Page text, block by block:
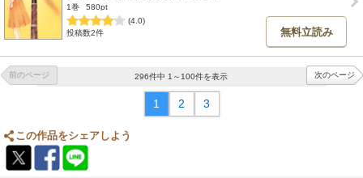
1巻
580pt
(4.0)
投稿数2件
無料立読み
前のページ 296件中 1～100件を表示 次のページ
1 2 3
この作品をシェアしよう